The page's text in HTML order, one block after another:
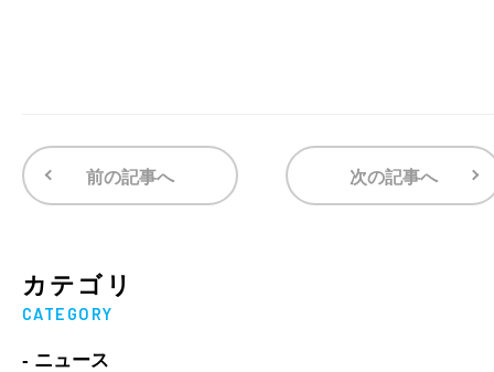
前の記事へ 次の記事へ
カテゴリ
CATEGORY
- ニュース